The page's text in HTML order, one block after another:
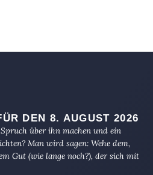
DEN 8. AUGUST 2026
über ihn machen und ein
Man wird sagen: Wehe dem,
Gut (wie lange noch?), der sich mit